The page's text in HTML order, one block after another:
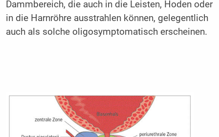
Dammbereich, die auch in die Leisten, Hoden oder
in die Harnröhre ausstrahlen können, gelegentlich
auch als solche oligosymptomatisch erscheinen.